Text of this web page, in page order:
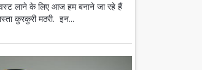
लाने के लिए आज हम बनाने जा रहे हैं
कुरकुरी मठरी. इन...